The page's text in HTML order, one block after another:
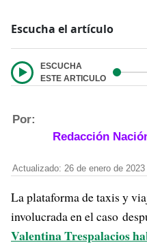
Escucha el artículo
ESCUCHA
ESTE ARTICULO
Por:
Redacción
Actualizado: 26 de enero de 2023
La plataforma de taxis y
involucrada en el caso
Valentina Trespalacios